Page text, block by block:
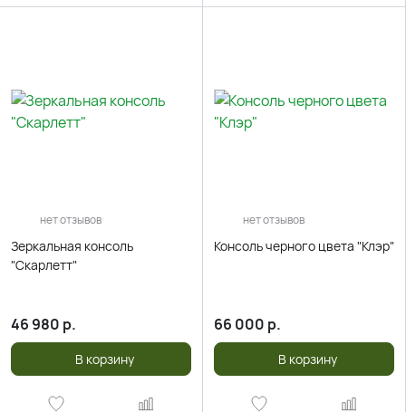
нет отзывов
Зеркальная консоль
"Скарлетт"
46 980 р.
В корзину
нет отзывов
Консоль черного цвета "Клэр"
66 000 р.
В корзину